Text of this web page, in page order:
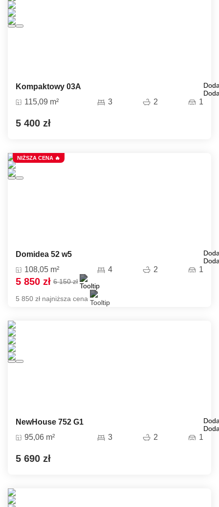
Kompaktowy 03A
115,09 m² 3 2 1
5 400 zł
Domidea 52 w5
108,05 m² 4 2 1
5 850 zł 6 150 zł
5 850 zł najniższa cena
NIŻSZA CENA 🔥
NewHouse 752 G1
95,06 m² 3 2 1
5 690 zł